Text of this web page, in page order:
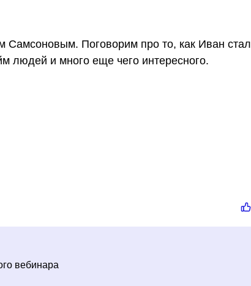
Самсоновым. Поговорим про то, как Иван стал
людей и много еще чего интересного.
вебинара